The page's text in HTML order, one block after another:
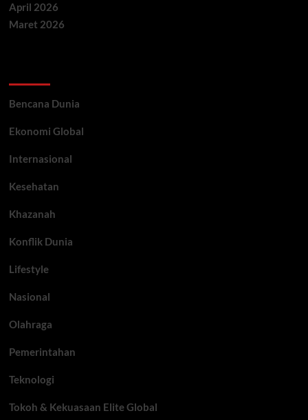
April 2026
Maret 2026
Bencana Dunia
Ekonomi Global
Internasional
Kesehatan
Khazanah
Konflik Dunia
Lifestyle
Nasional
Olahraga
Pemerintahan
Teknologi
Tokoh & Kekuasaan Elite Global